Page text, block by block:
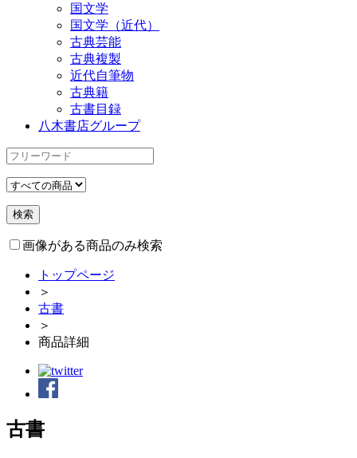
国文学
国文学（近代）
古典芸能
古典複製
近代自筆物
古典籍
古書目録
八木書店グループ
画像がある商品のみ検索
トップページ
＞
古書
＞
商品詳細
古書